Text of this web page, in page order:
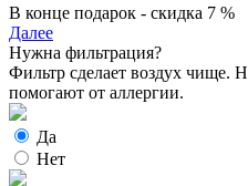
В конце подарок - скидка 7 %
Далее
Нужна фильтрация?
Фильтр сделает воздух чище.
помогают от аллергии.
Да
Нет